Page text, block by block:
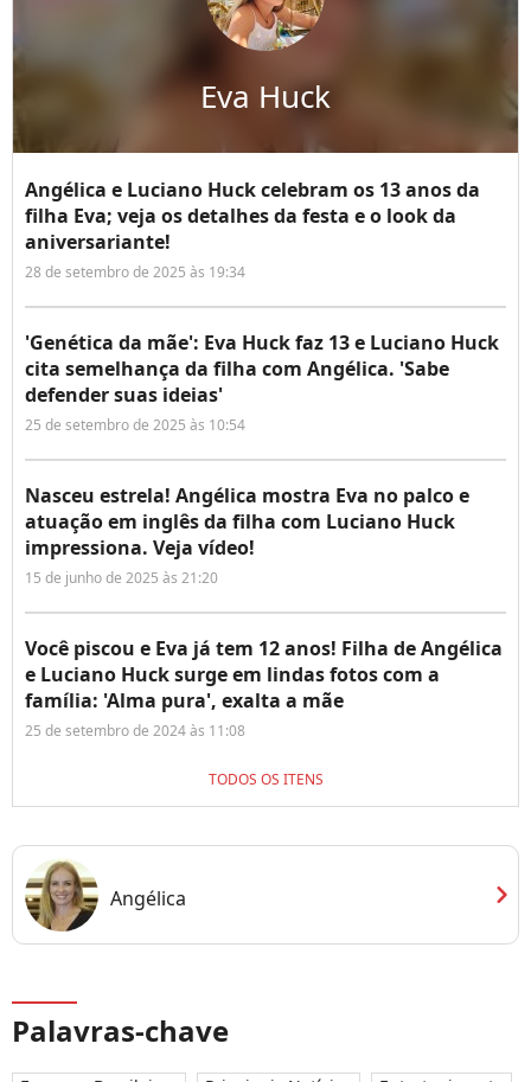
Eva Huck
Angélica e Luciano Huck celebram os 13 anos da
filha Eva; veja os detalhes da festa e o look da
aniversariante!
28 de setembro de 2025 às 19:34
'Genética da mãe': Eva Huck faz 13 e Luciano Huck
cita semelhança da filha com Angélica. 'Sabe
defender suas ideias'
25 de setembro de 2025 às 10:54
Nasceu estrela! Angélica mostra Eva no palco e
atuação em inglês da filha com Luciano Huck
impressiona. Veja vídeo!
15 de junho de 2025 às 21:20
Você piscou e Eva já tem 12 anos! Filha de Angélica
e Luciano Huck surge em lindas fotos com a
família: 'Alma pura', exalta a mãe
25 de setembro de 2024 às 11:08
TODOS OS ITENS
Angélica chevron_right
Palavras-chave